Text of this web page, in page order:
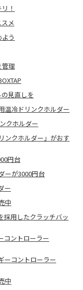
！
メ
う
管理
見直しを
温冷ドリンクホルダー
クホルダー
ンクホルダー」がおす
円台
ーが3000円台
ー
中
採用したクラッチバッ
コントローラー
ーコントローラー
中